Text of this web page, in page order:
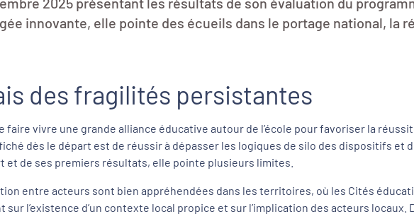
innovante, elle pointe des écueils dans le portage national, la
des fragilités persistantes
faire vivre une grande alliance éducative autour de l’école pour favoriser la
dès le départ est de réussir à dépasser les logiques de silo des dispositifs et
et de ses premiers résultats, elle pointe plusieurs limites.
entre acteurs sont bien appréhendées dans les territoires, où les Cités
l’existence d’un contexte local propice et sur l’implication des acteurs locaux.